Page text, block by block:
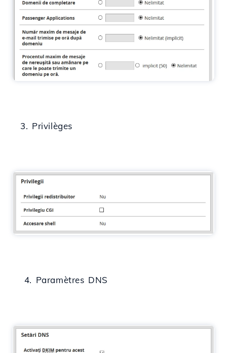
3. Privilèges
4. Paramètres DNS